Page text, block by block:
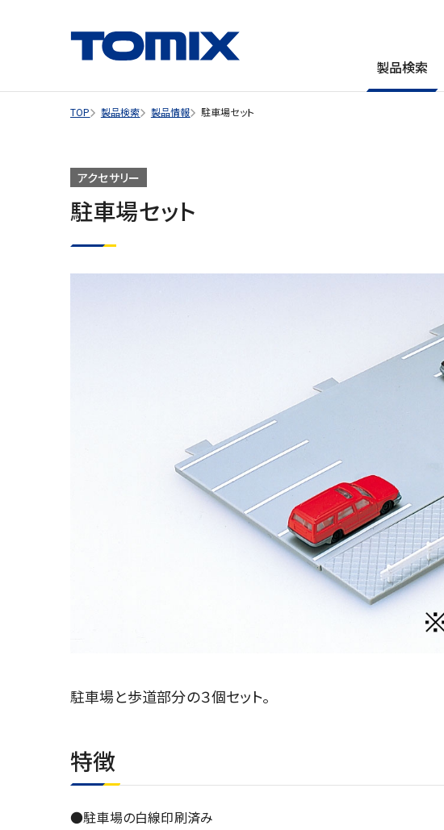
製品検索
TOP 製品検索 製品情報 駐車場セット
アクセサリー
駐車場セット
駐車場と歩道部分の３個セット。
特徴
●駐車場の白線印刷済み